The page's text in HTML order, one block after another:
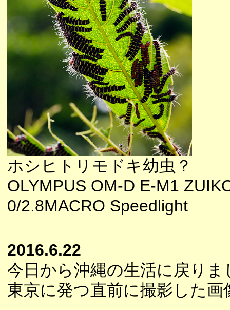
ホシヒトリモドキ幼虫？
OLYMPUS OM-D E-M1
0/2.8MACRO Speedlight
2016.6.22
今日から沖縄の生活に戻りま
東京に発つ直前に撮影した画